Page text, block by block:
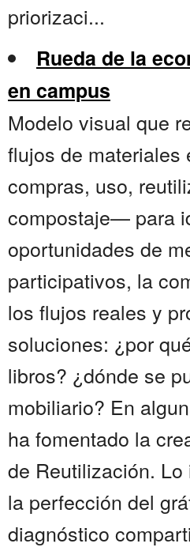
priorizaci...
Rueda de la
en campus
Modelo visual que
flujos de
compras, uso,
compostaje— para
oportunidades de
participativos, la
los flujos reales y
soluciones: ¿por
libros? ¿dónde se
mobiliario? En
ha fomentado la
de Reutilización.
la perfección del
diagnóstico